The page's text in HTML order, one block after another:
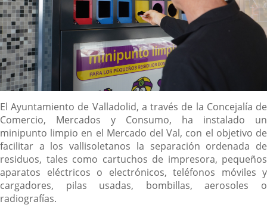
Descripción
El Ayuntamiento de Valladolid, a través de la Concejalía de
Comercio, Mercados y Consumo, ha instalado un
minipunto limpio en el Mercado del Val, con el objetivo de
facilitar a los vallisoletanos la separación ordenada de
residuos, tales como cartuchos de impresora, pequeños
aparatos eléctricos o electrónicos, teléfonos móviles y
cargadores, pilas usadas, bombillas, aerosoles o
radiografías.